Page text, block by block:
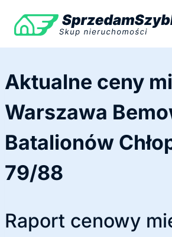
treści
Aktualne ceny
Warszawa
Batalionów
79/88
Raport cenowy